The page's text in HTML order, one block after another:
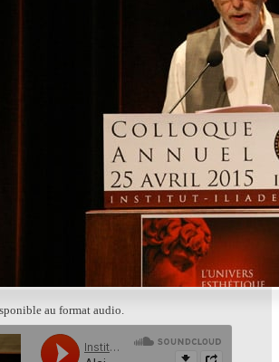
au format audio.